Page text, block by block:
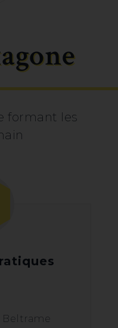
formant les
Beltrame